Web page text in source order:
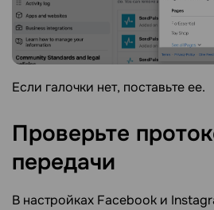
Если галочки нет, поставьте ее.
Проверьте
передачи
В настройках Facebook и